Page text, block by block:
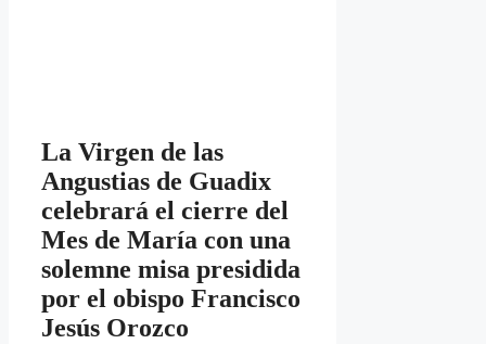
La Virgen de las
Angustias de Guadix
celebrará el cierre del
Mes de María con una
solemne misa presidida
por el obispo Francisco
Jesús Orozco